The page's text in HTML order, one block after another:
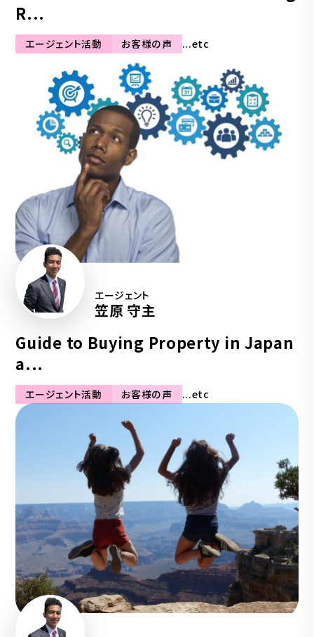
R...
エージェント活動 お客様の声 ...etc
エージェント
笠原 守主
Guide to Buying Property in Japan
a...
エージェント活動 お客様の声 ...etc